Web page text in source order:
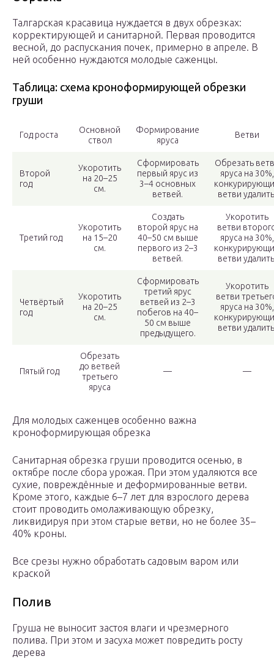
Талгарская красавица нуждается в двух обрезках:
корректирующей и санитарной. Первая проводится
весной, до распускания почек, примерно в апреле. В
ней особенно нуждаются молодые саженцы.
Таблица: схема кроноформирующей обрезки
груши
Год роста
Основной
ствол
Формирование
яруса
Ветви
Второй
год
Укоротить
на 20–25
см.
Сформировать
первый ярус из
3–4 основных
ветвей.
Обрезать
яруса на 30%,
ветви
Третий год
Укоротить
на 15–20
см.
Создать
второй ярус на
40–50 см выше
первого из 2–3
ветвей.
Укоротить
ветви
яруса на 30%,
ветви
Четвёртый
год
Укоротить
на 20–25
см.
Сформировать
третий ярус
ветвей из 2–3
побегов на 40–
50 см выше
предыдущего.
Укоротить
ветви
яруса на 30%,
ветви
Пятый год
Обрезать
до ветвей
третьего
яруса
— —
Для молодых саженцев особенно важна
кроноформирующая обрезка
Санитарная обрезка груши проводится осенью, в
октябре после сбора урожая. При этом удаляются все
сухие, повреждённые и деформированные ветви.
Кроме этого, каждые 6–7 лет для взрослого дерева
стоит проводить омолаживающую обрезку,
ликвидируя при этом старые ветви, но не более 35–
40% кроны.
Все срезы нужно обработать садовым варом или
краской
Полив
Груша не выносит застоя влаги и чрезмерного
полива. При этом и засуха может повредить росту
дерева